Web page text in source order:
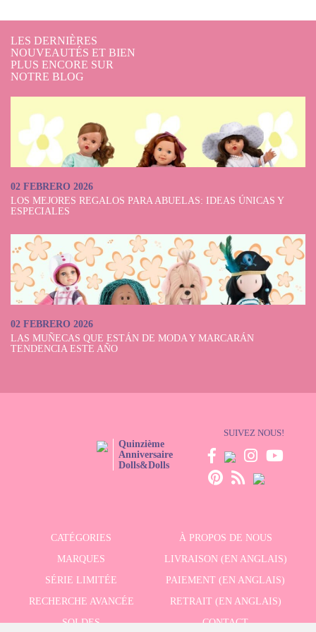
LES DERNIÈRES
NOUVEAUTÉS ET BIEN
PLUS ENCORE SUR
NOTRE BLOG
02 FEBRERO 2026
LOS MEJORES REGALOS PARA ABUELAS: IDEAS ÚNICAS Y
ESPECIALES
02 FEBRERO 2026
LAS MUÑECAS QUE ESTÁN DE MODA Y MARCARÁN
TENDENCIA ESTE AÑO
Quinzième
Anniversaire
Dolls&Dolls
SUIVEZ NOUS!
CATÉGORIES
À PROPOS DE NOUS
MARQUES
LIVRAISON (EN ANGLAIS)
SÉRIE LIMITÉE
PAIEMENT (EN ANGLAIS)
RECHERCHE AVANCÉE
RETRAIT (EN ANGLAIS)
SOLDES
CONTACT